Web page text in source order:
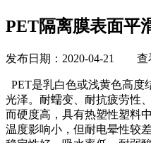
PET隔离膜表面平
发布日期：2020-04-21 查
PET是乳白色或浅黄色高度
光泽。耐蠕变、耐抗疲劳性
而硬度高，具有热塑性塑料
温度影响小，但耐电晕性较